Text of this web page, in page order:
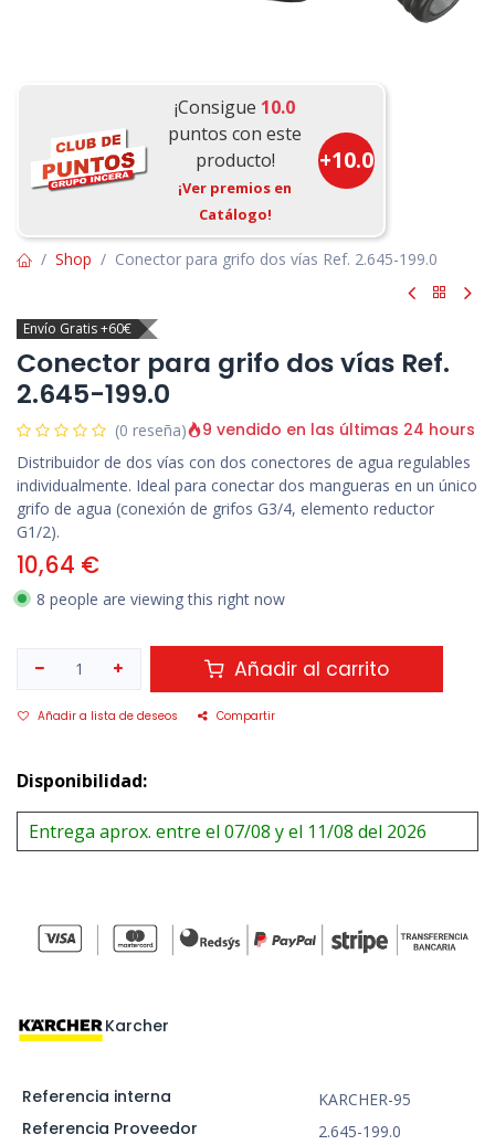
¡Consigue 10.0
puntos con este
producto!
¡Ver premios en
Catálogo!
+10.0
Shop Conector para grifo dos vías Ref. 2.645-199.0
Envío Gratis +60€
Conector para grifo dos vías Ref.
2.645-199.0
(0 reseña) 9 vendido en las últimas 24 hours
Distribuidor de dos vías con dos conectores de agua regulables
individualmente. Ideal para conectar dos mangueras en un único
grifo de agua (conexión de grifos G3/4, elemento reductor
G1/2).
10,64 €
8 people are viewing this right now
Añadir al carrito
Añadir a lista de deseos Compartir
Disponibilidad:
Entrega aprox. entre el 07/08 y el 11/08 del 2026
Karcher
Referencia interna KARCHER-95
Referencia Proveedor
2.645-199.0